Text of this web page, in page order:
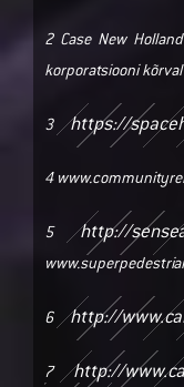
2 Case New
korporatsiooni
3 https://
4
5 http://
6 http://
7
http://